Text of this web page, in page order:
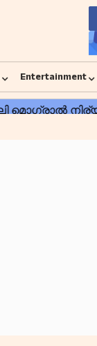
Entertainment